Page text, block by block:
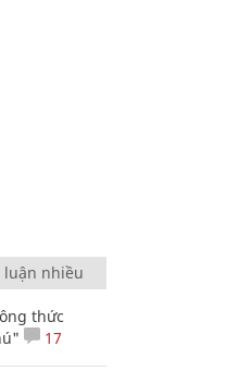
luận nhiều
thức
17